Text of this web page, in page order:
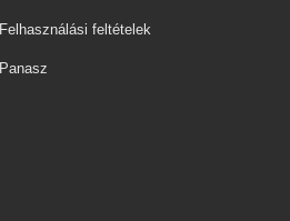
Felhasználási feltételek
Panasz